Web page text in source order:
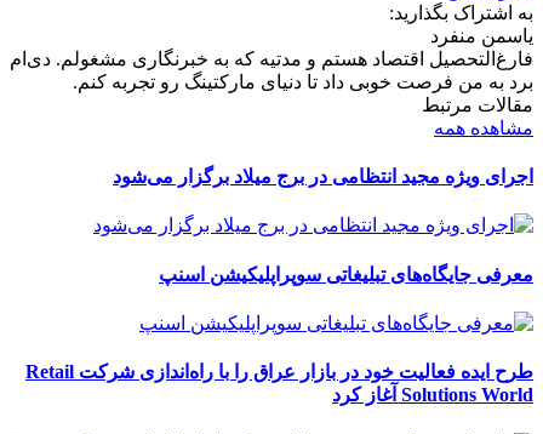
به اشتراک بگذارید:
یاسمن منفرد
فارغ‌التحصیل اقتصاد هستم و مدتیه که به خبرنگاری مشغولم. دی‌ام
برد به من فرصت خوبی داد تا دنیای مارکتینگ رو تجربه کنم.
مقالات مرتبط
مشاهده همه
اجرای ویژه مجید انتظامی در برج میلاد برگزار می‌شود
معرفی جایگاه‌های تبلیغاتی سوپراپلیکیشن اسنپ
طرح ایده فعالیت خود در بازار عراق را با راه‌اندازی شرکت Retail
Solutions World آغاز کرد